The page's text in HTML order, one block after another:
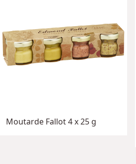
Moutarde Fallot 4 x 25 g